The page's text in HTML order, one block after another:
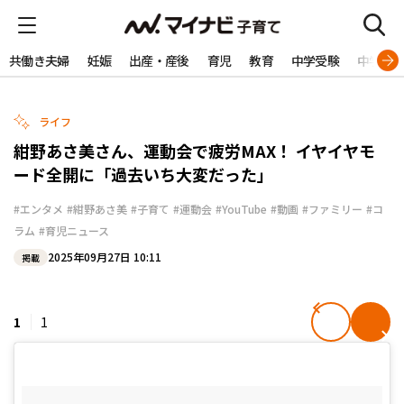
共働き夫婦 妊娠 出産・産後 育児 教育 中学受験 中学生
ライフ
紺野あさ美さん、運動会で疲労MAX！ イヤイヤモ
ード全開に「過去いち大変だった」
#エンタメ #紺野あさ美 #子育て #運動会 #YouTube #動画 #ファミリー #コ
ラム #育児ニュース
掲載 2025年09月27日 10:11
1 1